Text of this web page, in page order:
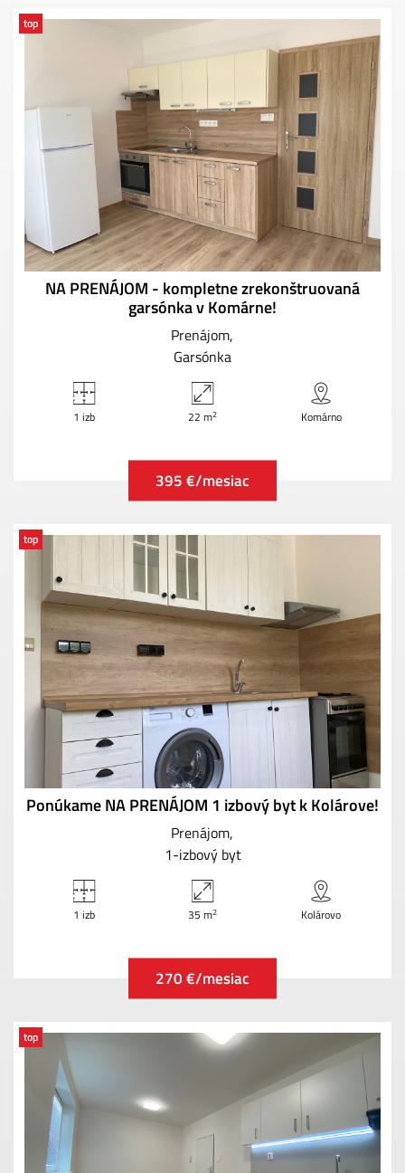
top
NA PRENÁJOM - kompletne zrekonštruovaná
garsónka v Komárne!
Prenájom
Garsónka
1 izb 22 m2 Komárno
395 €/mesiac
top
Ponúkame NA PRENÁJOM 1 izbový byt k Kolárove!
Prenájom
1-izbový byt
1 izb 35 m2 Kolárovo
270 €/mesiac
top